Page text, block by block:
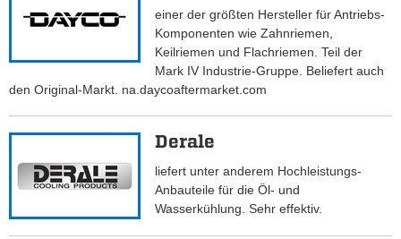
einer der größten Hersteller für Antriebs-
Komponenten wie Zahnriemen,
Keilriemen und Flachriemen. Teil der
Mark IV Industrie-Gruppe. Beliefert auch
den Original-Markt. na.daycoaftermarket.com
Derale
liefert unter anderem Hochleistungs-
Anbauteile für die Öl- und
Wasserkühlung. Sehr effektiv.